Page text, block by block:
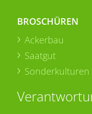
BROSCHÜREN
Ackerbau
Saatgut
Sonderkulturen